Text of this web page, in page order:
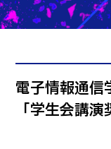
電子情報通信
「学生会講
電子情報学系学
知能制御情報工
情報工学科
融合・複合工学
入試情
入試速報